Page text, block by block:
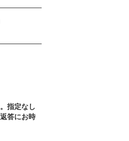
指定なし
答にお時